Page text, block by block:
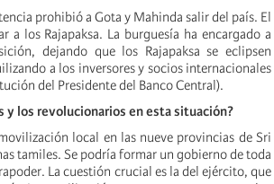
prohibió a Gota y Mahinda salir del país. El
a los Rajapaksa. La burguesía ha encargado a
dejando que los Rajapaksa se eclipsen
a los inversores y socios internacionales
del Presidente del Banco Central).
y los revolucionarios en esta situación?
local en las nueve provincias de Sri
tamiles. Se podría formar un gobierno de toda
La cuestión crucial es la del ejército, que